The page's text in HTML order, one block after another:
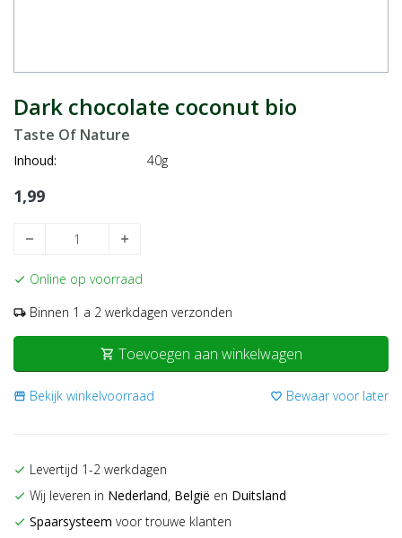
Dark chocolate coconut bio
Taste Of Nature
Inhoud: 40g
1,99
remove add
check Online op voorraad
local_shipping Binnen 1 a 2 werkdagen verzonden
shopping_cart Toevoegen aan winkelwagen
storefront Bekijk winkelvoorraad favorite_border Bewaar voor later
check Levertijd 1-2 werkdagen
check Wij leveren in Nederland, België en Duitsland
check Spaarsysteem voor trouwe klanten